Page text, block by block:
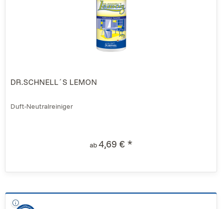
DR.SCHNELL´S LEMON
Duft-Neutralreiniger
ab4,69 € *